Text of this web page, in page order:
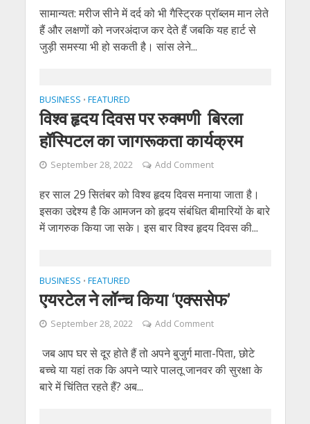
सामान्यत: मरीज सीने में दर्द को भी गैस्ट्रिक प्रॉब्लम मान लेते
हैं और लक्षणों को नजरअंदाज कर देते हैं जबकि यह हार्ट से
जुड़ी समस्या भी हो सकती है। सांस लेने...
BUSINESS • FEATURED
विश्व हृदय दिवस पर रुक्मणी बिरला
हॉस्पिटल का जागरूकता कार्यक्रम
September 28, 2022 Add Comment
हर साल 29 सितंबर को विश्व हृदय दिवस मनाया जाता है।
इसका उद्देश्य है कि आमजन को हृदय संबंधित बीमारियों के बारे
में जागरुक किया जा सके। इस बार विश्व हृदय दिवस की...
BUSINESS • FEATURED
एयरटेल ने लॉन्च किया ‘एक्ससेफ’
September 28, 2022 Add Comment
जब आप घर से दूर होते हैं तो अपने बुजुर्ग माता-पिता, छोटे
बच्चे या यहां तक कि अपने प्यारे पालतू जानवर की सुरक्षा के
बारे में चिंतित रहते हैं? अब...